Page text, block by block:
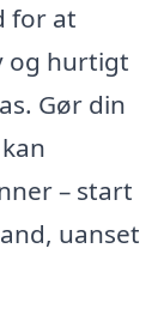
for at
og hurtigt
Gør din
– start
uanset